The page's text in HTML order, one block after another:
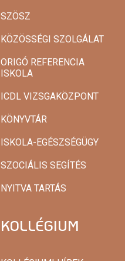
SZÖSZ
KÖZÖSSÉGI SZOLGÁLAT
ORIGÓ REFERENCIA
ISKOLA
ICDL VIZSGAKÖZPONT
KÖNYVTÁR
ISKOLA-EGÉSZSÉGÜGY
SZOCIÁLIS SEGÍTÉS
NYITVA TARTÁS
KOLLÉGIUM